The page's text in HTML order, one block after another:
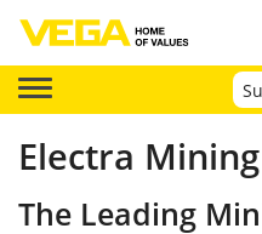
Electra Mining
The Leading